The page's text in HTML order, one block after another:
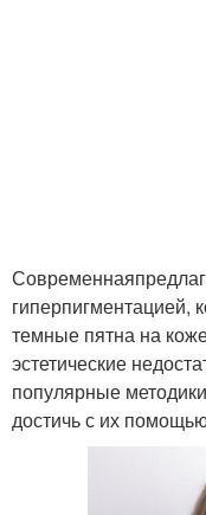
гиперпигментацией,
темные пятна на
эстетические
популярные
достичь с их